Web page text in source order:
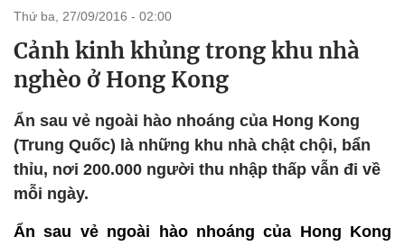
thứ ba, 27/09/2016 - 02:00
Cảnh kinh khủng trong khu nhà
nghèo ở Hong Kong
Ẩn sau vẻ ngoài hào nhoáng của Hong Kong
(Trung Quốc) là những khu nhà chật chội, bẩn
thỉu, nơi 200.000 người thu nhập thấp vẫn đi về
mỗi ngày.
Ẩn sau vẻ ngoài hào nhoáng của Hong Kong